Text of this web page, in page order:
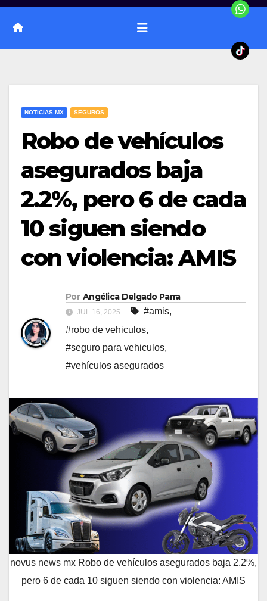
NOTICIAS MX SEGUROS
Robo de vehículos
asegurados baja
2.2%, pero 6 de cada
10 siguen siendo
con violencia: AMIS
Por Angélica Delgado Parra
JUL 16, 2025 #amis,
#robo de vehiculos,
#seguro para vehiculos,
#vehículos asegurados
novus news mx Robo de vehículos asegurados baja 2.2%,
pero 6 de cada 10 siguen siendo con violencia: AMIS